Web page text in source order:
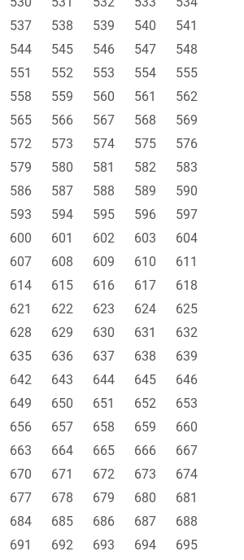
537 538 539 540
541
544 545 546 547
548
551 552 553 554
555
558 559 560 561
562
565 566 567 568
569
572 573 574 575
576
579 580 581 582
583
586 587 588 589
590
593 594 595 596
597
600 601 602 603
604
607 608 609 610
611
614 615 616 617
618
621 622 623 624
625
628 629 630 631
632
635 636 637 638
639
642 643 644 645
646
649 650 651 652
653
656 657 658 659
660
663 664 665 666
667
670 671 672 673
674
677 678 679 680
681
684 685 686 687
688
691 692 693 694
695